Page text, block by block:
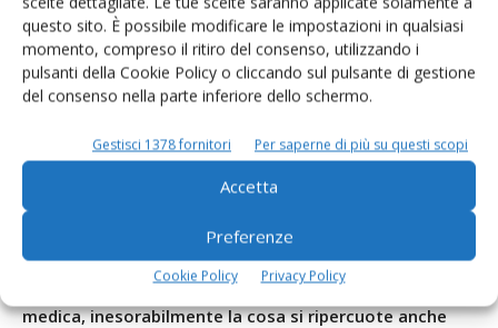
questo sito. È possibile modificare le impostazioni in qualsiasi
momento, compreso il ritiro del consenso, utilizzando i
pulsanti della Cookie Policy o cliccando sul pulsante di gestione
del consenso nella parte inferiore dello schermo.
Gestisci 1378 fornitori Per saperne di più su questi scopi
Accetta
Preferenze
Cookie Policy Privacy Policy
schema di legame dell’attività zootecnica col territorio,
l’approvvigionamento degli alimenti per gli animali dalla
zona d’origine è un parametro importante che va
preservato. Come i disciplinari delle nostre dop prevedono,
almeno il 51% della sostanza secca dev’essere
proveniente dalla zona d’origine e quindi è necessario che
ci sia una solida produzione di alimenti direttamente da
Questo può rivelarsi un problema in futuro, perché se
continua a calare la produzione di mais, o quella della
medica, inesorabilmente la cosa si ripercuote anche